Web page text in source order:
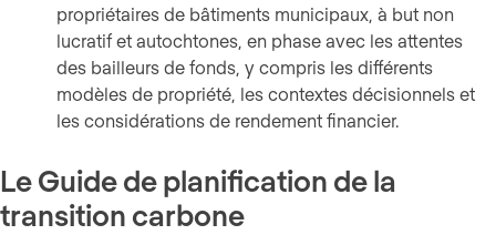
propriétaires de bâtiments municipaux, à but non
lucratif et autochtones, en phase avec les attentes
des bailleurs de fonds, y compris les différents
modèles de propriété, les contextes décisionnels et
les considérations de rendement financier.
Le Guide de planification de la
transition carbone